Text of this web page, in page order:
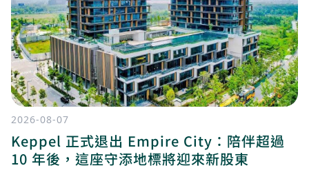
2026-08-07
Keppel 正式退出 Empire City：陪伴超過
10 年後，這座守添地標將迎來新股東